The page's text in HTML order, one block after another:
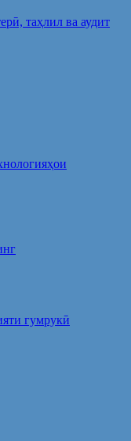
таҳлил ва аудит
гумрукӣ